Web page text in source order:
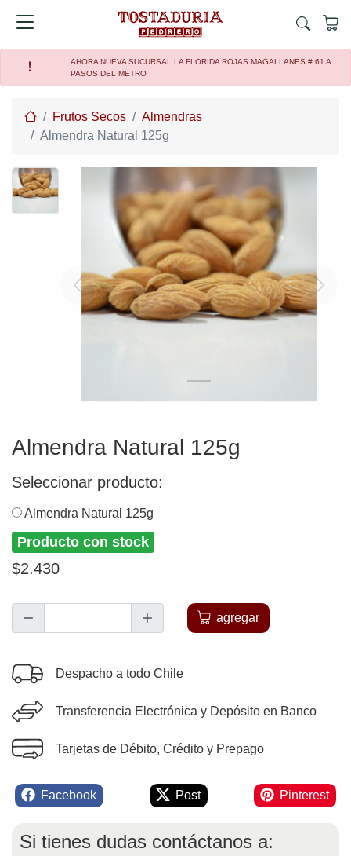
AHORA NUEVA SUCURSAL LA FLORIDA ROJAS MAGALLANES # 61 A
PASOS DEL METRO
HomeFrutos Secos
Almendras
Almendra Natural 125g
Previous Next
Almendra Natural 125g
Seleccionar producto:
Almendra Natural 125g
Producto con stock
$2.430
agregar
Despacho a todo Chile
Transferencia Electrónica y Depósito en Banco
Tarjetas de Débito, Crédito y Prepago
Facebook Post Pinterest
Si tienes dudas contáctanos a: